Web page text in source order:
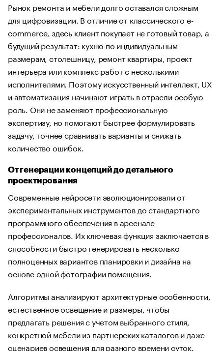
Рынок ремонта и мебели долго оставался сложным
для цифровизации. В отличие от классического e-
commerce, здесь клиент покупает не готовый товар, а
будущий результат: кухню по индивидуальным
размерам, столешницу, ремонт квартиры, проект
интерьера или комплекс работ с несколькими
исполнителями. Поэтому искусственный интеллект, UX
и автоматизация начинают играть в отрасли особую
роль. Они не заменяют профессиональную
экспертизу, но помогают быстрее формулировать
задачу, точнее сравнивать варианты и снижать
количество ошибок.
От генерации концепций до детального
проектирования
Современные нейросети эволюционировали от
экспериментальных инструментов до стандартного
программного обеспечения в арсенале
профессионалов. Их ключевая функция заключается в
способности быстро генерировать несколько
полноценных вариантов планировки и дизайна на
основе одной фотографии помещения.
Алгоритмы анализируют архитектурные особенности,
естественное освещение и размеры, чтобы
предлагать решения с учетом выбранного стиля,
конкретной мебели из партнерских каталогов и даже
сценариев освещения для разного времени суток.